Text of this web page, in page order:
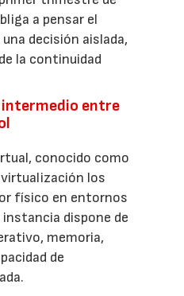
a pensar el
decisión aislada,
la continuidad
intermedio entre
conocido como
los
físico en entornos
dispone de
memoria,
de